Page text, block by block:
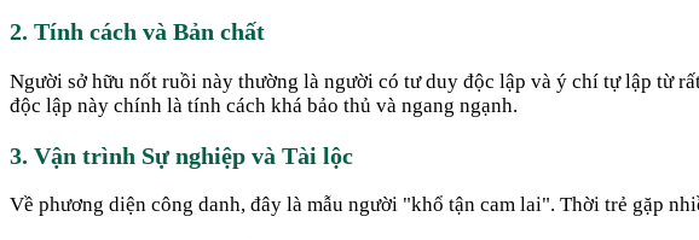
2. Tính cách và Bản chất
Người sở hữu nốt ruồi này thường là người có tư duy độc lập và ý chí tự lập từ
độc lập này chính là tính cách khá bảo thủ và ngang ngạnh.
3. Vận trình Sự nghiệp và Tài lộc
Về phương diện công danh, đây là mẫu người "khổ tận cam lai". Thời trẻ gặp